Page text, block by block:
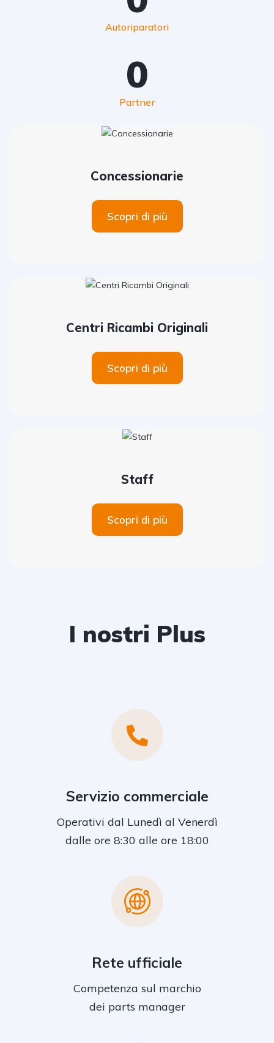
Autoriparatori
Partner
0
Concessionarie
Scopri di più
Centri Ricambi Originali
Scopri di più
Staff
Scopri di più
I nostri Plus
Servizio commerciale
Operativi dal Lunedì al Venerdì
dalle ore 8:30 alle ore 18:00
Rete ufficiale
Competenza sul marchio
dei parts manager